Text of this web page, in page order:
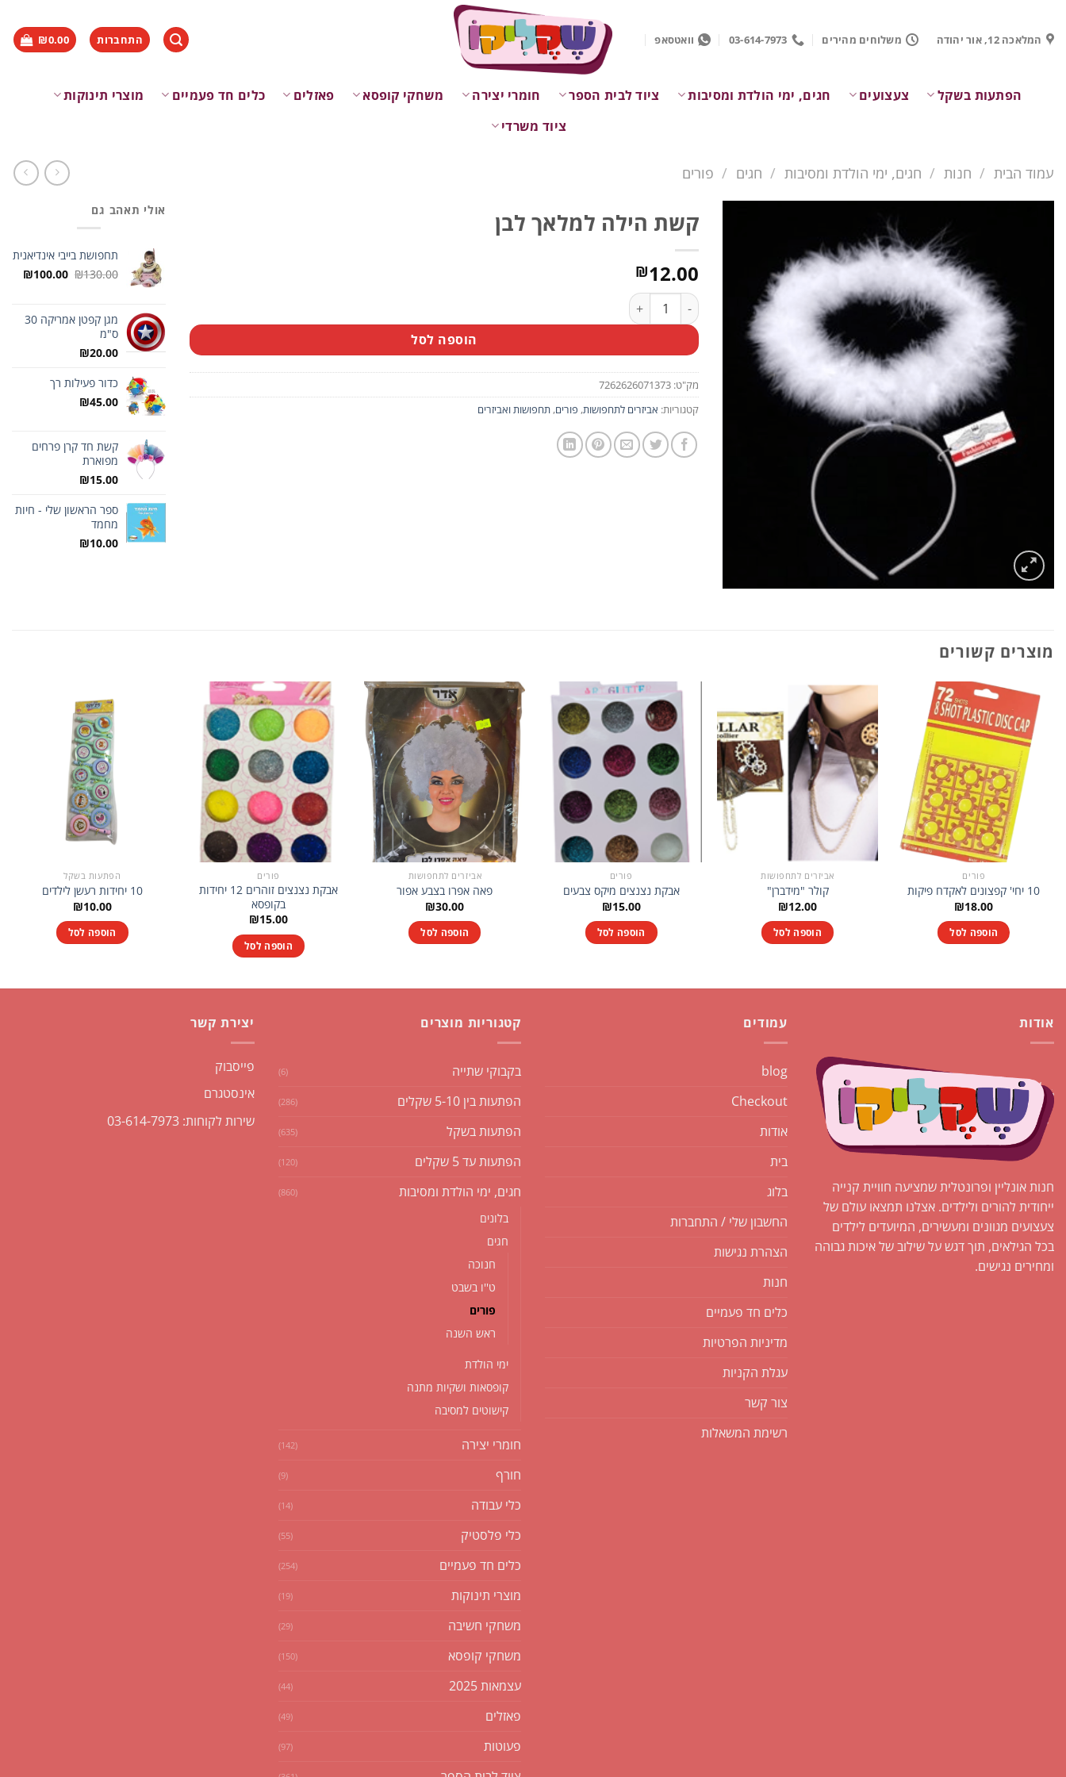
contentהמלאכה 12, אור יהודה משלוחים מהירים 03-614-7973 וואטסאפ התחברות ₪0.00
הפתעות בשקל צעצועים חגים, ימי הולדת ומסיבות ציוד לבית הספר חומרי יצירה משחקי קופסא פאזלים כלים חד פעמיים
מוצרי תינוקות
ציוד משרדי
עמוד הבית / חנות / חגים, ימי הולדת ומסיבות / חגים / פורים
קשת הילה למלאך לבן
₪12.00
כמות של קשת הילה למלאך לבן
הוספה לסל
מק"ט: 7262626071373
קטגוריות: אביזרים לתחפושות, פורים, תחפושות ואביזרים
אולי תאהב גם
תחפושת בייבי אינדיאנית
₪130.00
המחיר
₪130.00.
₪100.00
מגן קפטן אמריקה 30
ס"מ
₪20.00
כדור פעילות רך
₪45.00
קשת חד קרן פרחים
מפוארת
₪15.00
ספר הראשון שלי - חיות
מחמד
₪10.00
מוצרים קשורים
פורים
10 יחי' קפצונים לאקדח פיקות
₪18.00
הוספה לסל
אביזרים לתחפושות
קולר "מידברן"
₪12.00
הוספה לסל
פורים
אבקת נצנצים מיקס צבעים
₪15.00
הוספה לסל
אביזרים לתחפושות
פאה אפרו בצבע אפור
₪30.00
הוספה לסל
פורים
אבקת נצנצים זוהרים 12 יחידות
בקופסא
₪15.00
הוספה לסל
הפתעות בשקל
10 יחידות רעשן לילדים
₪10.00
הוספה לסל
אודות
חנות אונליין ופרונטלית שמציעה חוויית קנייה
ייחודית להורים ולילדים. אצלנו תמצאו עולם של
צעצועים מגוונים ומעשירים, המיועדים לילדים
בכל הגילאים, תוך דגש על שילוב של איכות גבוהה
ומחירים נגישים.
עמודים
blog
Checkout
אודות
בית
בלוג
החשבון שלי / התחברות
הצהרת נגישות
חנות
כלים חד פעמיים
מדיניות הפרטיות
עגלת הקניות
צור קשר
רשימת המשאלות
קטגוריות מוצרים
בקבוקי שתייה (6)
הפתעות בין 5-10 שקלים (286)
הפתעות בשקל (635)
הפתעות עד 5 שקלים (120)
חגים, ימי הולדת ומסיבות (860)
בלונים
חגים
חנוכה
ט''ו בשבט
פורים
ראש השנה
ימי הולדת
קופסאות ושקיות מתנה
קישוטים למסיבה
חומרי יצירה (142)
חורף (9)
כלי עבודה (14)
כלי פלסטיק (55)
כלים חד פעמיים (254)
מוצרי תינוקות (19)
משחקי חשיבה (29)
משחקי קופסא (150)
עצמאות 2025 (44)
פאזלים (49)
פעוטות (97)
יצירת קשר
פייסבוק
אינסטגרם
שירות לקוחות: 03-614-7973